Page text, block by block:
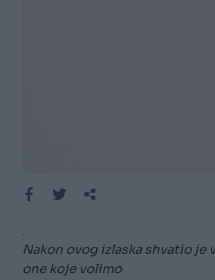
.
Nakon ovog izlaska shvatio je
one koje volimo